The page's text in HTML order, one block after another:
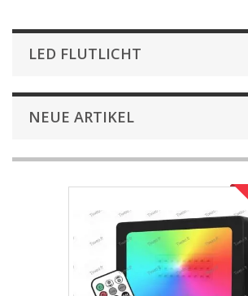
LED FLUTLICHT
NEUE ARTIKEL